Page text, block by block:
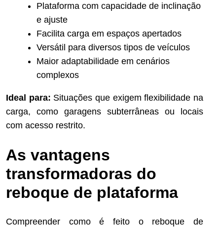
Plataforma com capacidade de inclinação
e ajuste
Facilita carga em espaços apertados
Versátil para diversos tipos de veículos
Maior adaptabilidade em cenários
complexos
Ideal para: Situações que exigem flexibilidade na
carga, como garagens subterrâneas ou locais
com acesso restrito.
As vantagens
transformadoras do
reboque de plataforma
Compreender como é feito o reboque de